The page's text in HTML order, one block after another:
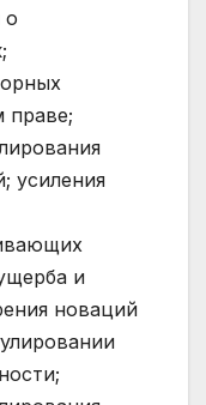
о
праве;
усиления
и
новаций